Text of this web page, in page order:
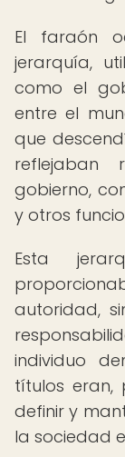
El faraón
jerarquía,
como el
entre el
que
reflejaban
gobierno,
y otros
Esta
autoridad,
individuo
títulos eran,
definir y
la sociedad